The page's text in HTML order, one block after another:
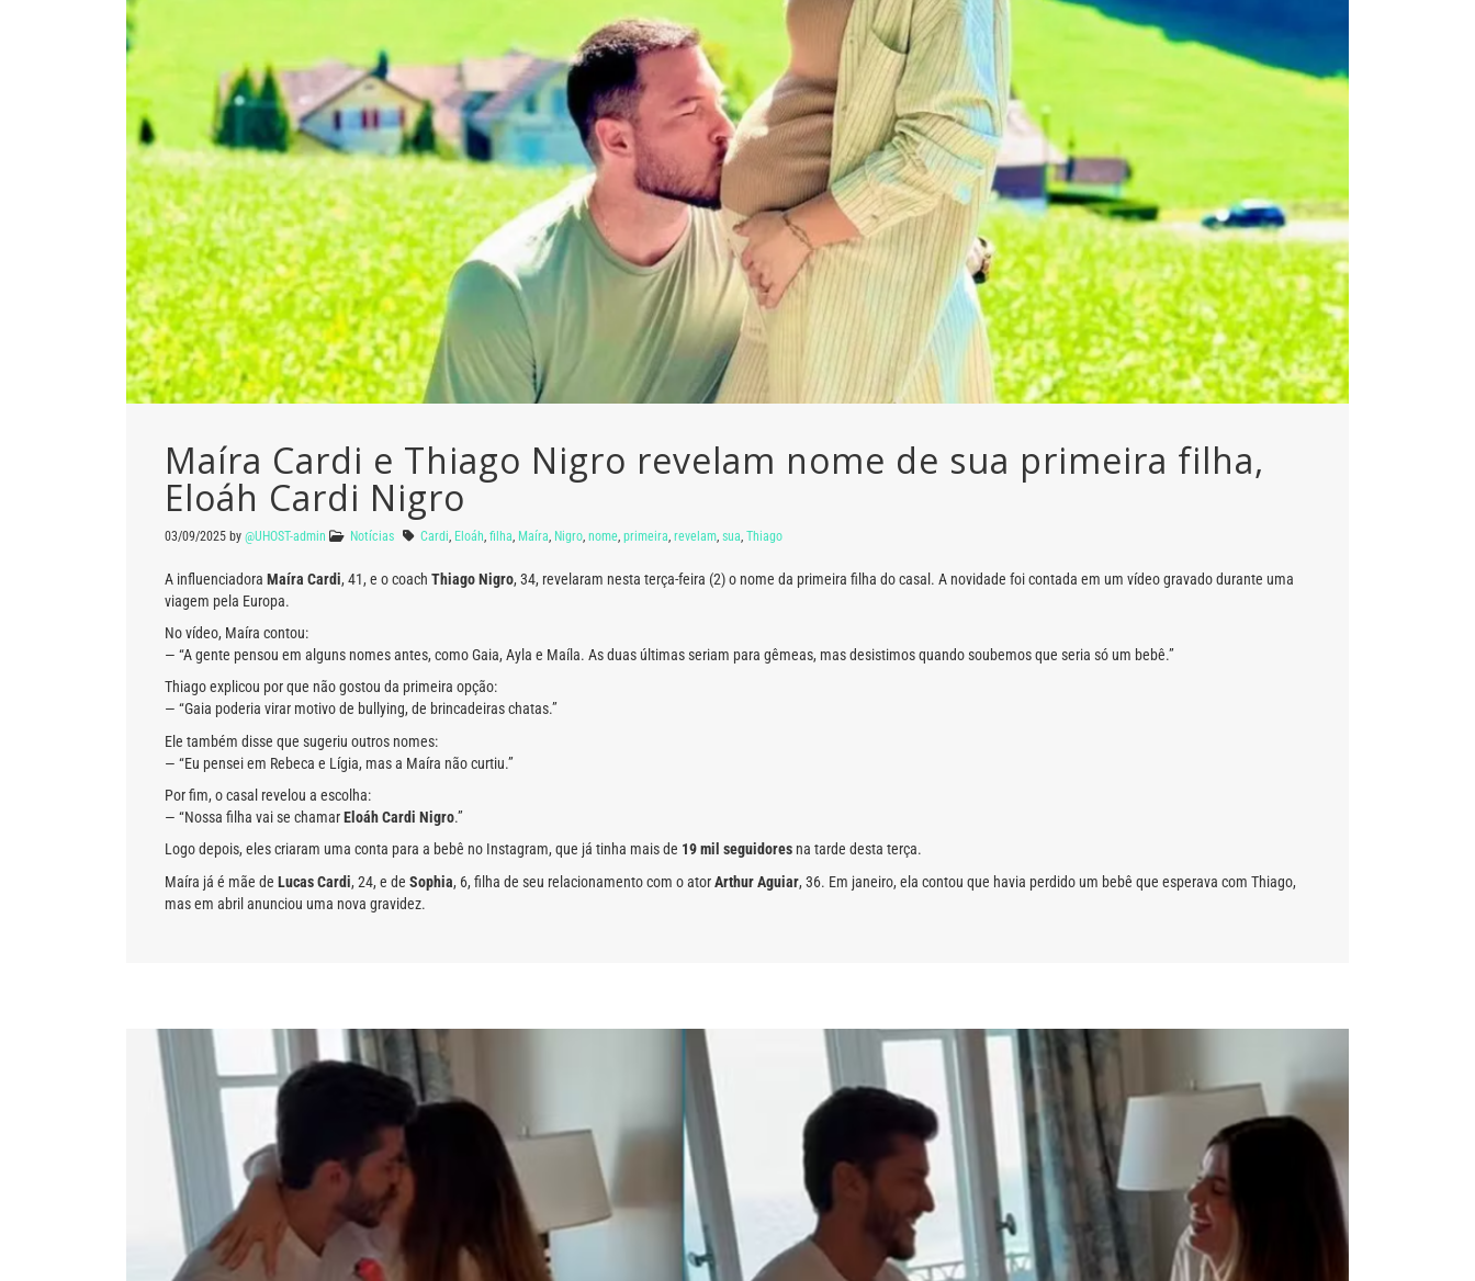
Maíra Cardi e Thiago Nigro revelam nome de sua primeira filha,
Eloáh Cardi Nigro
03/09/2025 by @UHOST-admin Notícias Cardi Eloáh filha Maíra Nigro nome primeira revelam sua Thiago
A influenciadora Maíra Cardi, 41, e o coach Thiago Nigro, 34, revelaram nesta terça-feira (2) o nome da primeira filha do casal. A novidade foi contada em um vídeo gravado durante uma
viagem pela Europa.
No vídeo, Maíra contou:
— “A gente pensou em alguns nomes antes, como Gaia, Ayla e Maíla. As duas últimas seriam para gêmeas, mas desistimos quando soubemos que seria só um bebê.”
Thiago explicou por que não gostou da primeira opção:
— “Gaia poderia virar motivo de bullying, de brincadeiras chatas.”
Ele também disse que sugeriu outros nomes:
— “Eu pensei em Rebeca e Lígia, mas a Maíra não curtiu.”
Por fim, o casal revelou a escolha:
— “Nossa filha vai se chamarEloáh Cardi Nigro.”
Logo depois, eles criaram uma conta para a bebê no Instagram, que já tinha mais de 19 mil seguidores na tarde desta terça.
Maíra já é mãe de Lucas Cardi, 24, e de Sophia, 6, filha de seu relacionamento com o atorArthur Aguiar, 36. Em janeiro, ela contou que havia perdido um bebê que esperava com Thiago,
mas em abril anunciou uma nova gravidez.